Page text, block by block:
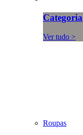
Categoria
Ver tudo >
Roupas